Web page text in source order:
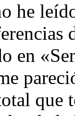
he
en
que